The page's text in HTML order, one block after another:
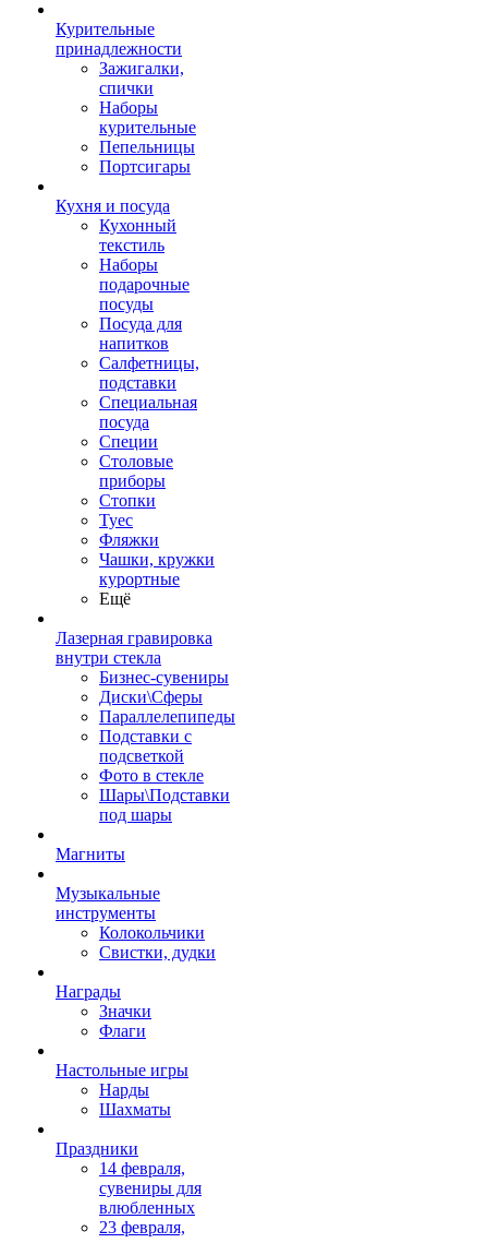
Курительные
принадлежности
Зажигалки,
спички
Наборы
курительные
Пепельницы
Портсигары
Кухня и посуда
Кухонный
текстиль
Наборы
подарочные
посуды
Посуда для
напитков
Салфетницы,
подставки
Специальная
посуда
Специи
Столовые
приборы
Стопки
Туес
Фляжки
Чашки, кружки
курортные
Ещё
Лазерная гравировка
внутри стекла
Бизнес-сувениры
Диски\Сферы
Параллелепипеды
Подставки с
подсветкой
Фото в стекле
Шары\Подставки
под шары
Магниты
Музыкальные
инструменты
Колокольчики
Свистки, дудки
Награды
Значки
Флаги
Настольные игры
Нарды
Шахматы
Праздники
14 февраля,
сувениры для
влюбленных
23 февраля,